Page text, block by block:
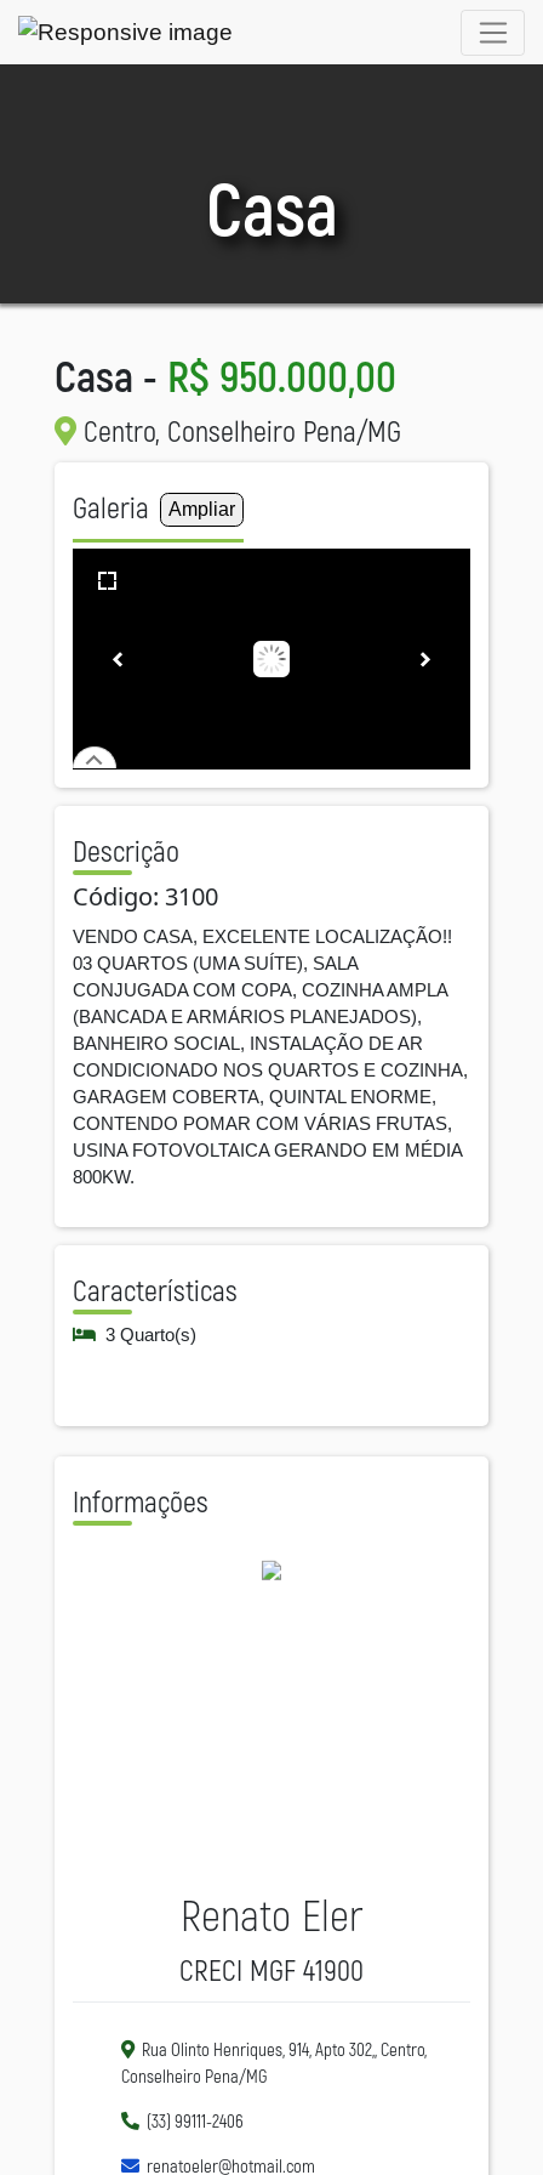
Casa
Casa - R$ 950.000,00
Centro, Conselheiro Pena/MG
Galeria Ampliar
Descrição
Código: 3100
VENDO CASA, EXCELENTE LOCALIZAÇÃO!!
03 QUARTOS (UMA SUÍTE), SALA
CONJUGADA COM COPA, COZINHA AMPLA
(BANCADA E ARMÁRIOS PLANEJADOS),
BANHEIRO SOCIAL, INSTALAÇÃO DE AR
CONDICIONADO NOS QUARTOS E COZINHA,
GARAGEM COBERTA, QUINTAL ENORME,
CONTENDO POMAR COM VÁRIAS FRUTAS,
USINA FOTOVOLTAICA GERANDO EM MÉDIA
800KW.
Características
3 Quarto(s)
Informações
Renato Eler
CRECI MGF 41900
Rua Olinto Henriques, 914, Apto 302,, Centro,
Conselheiro Pena/MG
(33) 99111-2406
renatoeler@hotmail.com